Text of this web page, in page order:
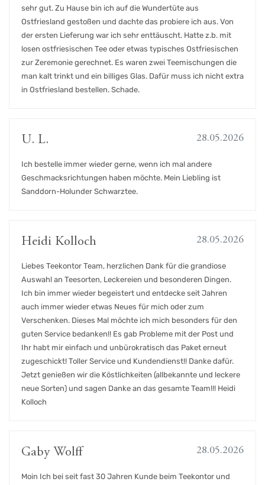
sehr gut. Zu Hause bin ich auf die Wundertüte aus
Ostfriesland gestoßen und dachte das probiere ich aus. Von
der ersten Lieferung war ich sehr enttäuscht. Hatte z.b. mit
losen ostfriesischen Tee oder etwas typisches Ostfriesischen
zur Zeremonie gerechnet. Es waren zwei Teemischungen die
man kalt trinkt und ein billiges Glas. Dafür muss ich nicht extra
in Ostfriesland bestellen. Schade.
U. L. 28.05.2026
Ich bestelle immer wieder gerne, wenn ich mal andere
Geschmacksrichtungen haben möchte. Mein Liebling ist
Sanddorn-Holunder Schwarztee.
Heidi Kolloch 28.05.2026
Liebes Teekontor Team, herzlichen Dank für die grandiose
Auswahl an Teesorten, Leckereien und besonderen Dingen.
Ich bin immer wieder begeistert und entdecke seit Jahren
auch immer wieder etwas Neues für mich oder zum
Verschenken. Dieses Mal möchte ich mich besonders für den
guten Service bedanken!! Es gab Probleme mit der Post und
Ihr habt mir einfach und unbürokratisch das Paket erneut
zugeschickt! Toller Service und Kundendienst!! Danke dafür.
Jetzt genießen wir die Köstlichkeiten (allbekannte und leckere
neue Sorten) und sagen Danke an das gesamte Team!!! Heidi
Kolloch
Gaby Wolff 28.05.2026
Moin Ich bei seit fast 30 Jahren Kunde beim Teekontor und